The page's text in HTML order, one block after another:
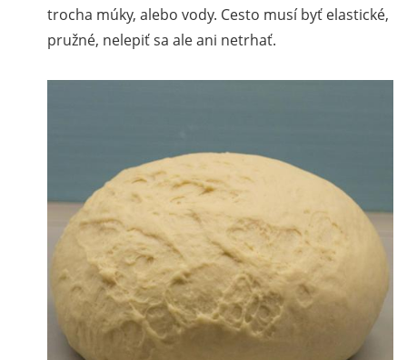
trocha múky, alebo vody. Cesto musí byť elastické,
pružné, nelepiť sa ale ani netrhať.